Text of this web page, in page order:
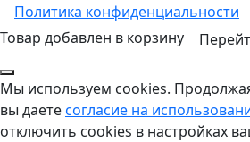
Политика конфиденциальности
Товар добавлен в корзину
Мы используем cookies.
вы даетесогласие на
отключить cookies в настройках